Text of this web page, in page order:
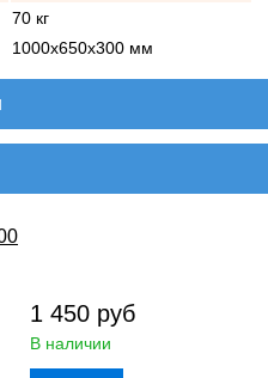
70 кг
1000х650х300 мм
1 450 руб
В наличии